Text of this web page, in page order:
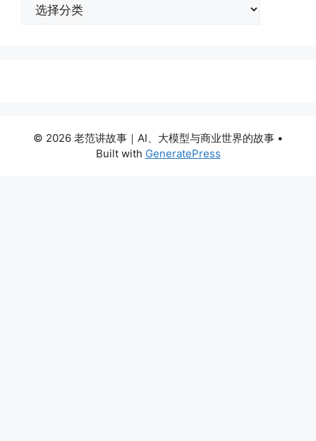
© 2026 老范讲故事｜AI、大模型与商业世界的故事 •
Built with GeneratePress